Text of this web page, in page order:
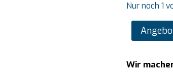
Nur noch 1
SARO
HK
Wir